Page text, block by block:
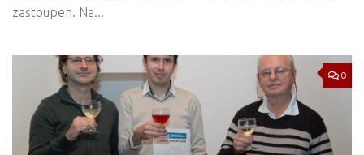
zastoupen. Na...
0